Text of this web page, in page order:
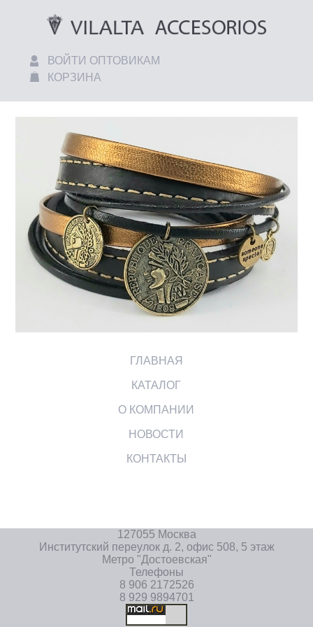
ВОЙТИ ОПТОВИКАМ
КОРЗИНА
ГЛАВНАЯ
КАТАЛОГ
О КОМПАНИИ
НОВОСТИ
КОНТАКТЫ
127055 Москва
Институтский переулок д. 2, офис 508, 5 этаж
Метро "Достоевская"
Телефоны
8 906 2172526
8 929 9894701